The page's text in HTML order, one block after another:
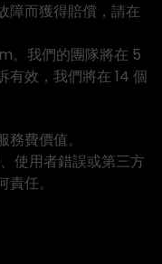
障而獲得賠償，請在
我們的團隊將在 5
有效，我們將在 14 個
費價值。
使用者錯誤或第三方
任。